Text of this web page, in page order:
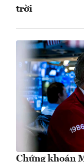
trời
Chứng khoán